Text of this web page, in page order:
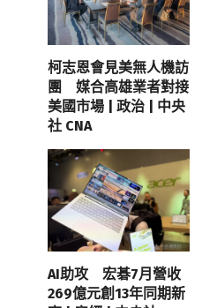
柯志恩會見美無人機訪
團 媒合高雄業者對接
美國市場 | 政治 | 中央
社 CNA
AI助攻 宏碁7月營收
269億元創13年同期新